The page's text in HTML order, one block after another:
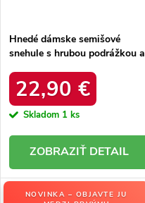
Hnedé dámske semišové
snehule s hrubou podrážkou a
produktu OO274A098
22,90 €
Skladom 1 ks
DETAIL
NOVINKA – OBJAVTE JU